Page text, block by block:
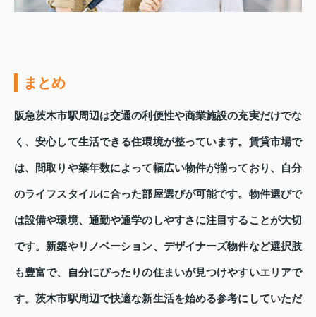
まとめ
阪急茨木市駅周辺は交通の利便性や商業施設の充実だけでな
く、安心して生活できる住環境が整っています。賃貸市場で
は、間取りや築年数によって幅広い物件が揃っており、自分
のライフスタイルに合った部屋選びが可能です。物件選びで
は設備や環境、通勤や通学のしやすさに注目することが大切
です。新築やリノベーション、デザイナーズ物件など選択肢
も豊富で、自分にぴったりの住まいが見つけやすいエリアで
す。茨木市駅周辺で快適な新生活を始める参考にしていただ